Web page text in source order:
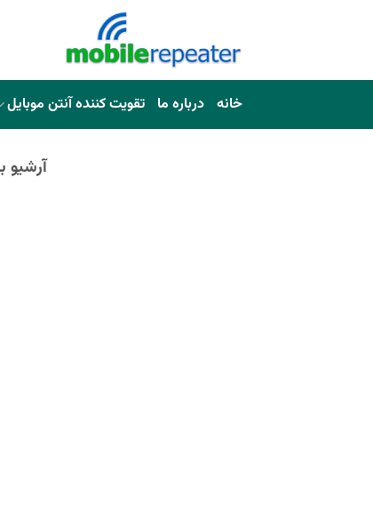
خانه درباره ما تقویت کننده آنتن موبایل